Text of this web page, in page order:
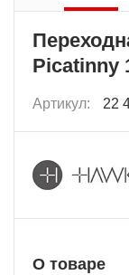
Picatinny
Артикул: 22
О товаре